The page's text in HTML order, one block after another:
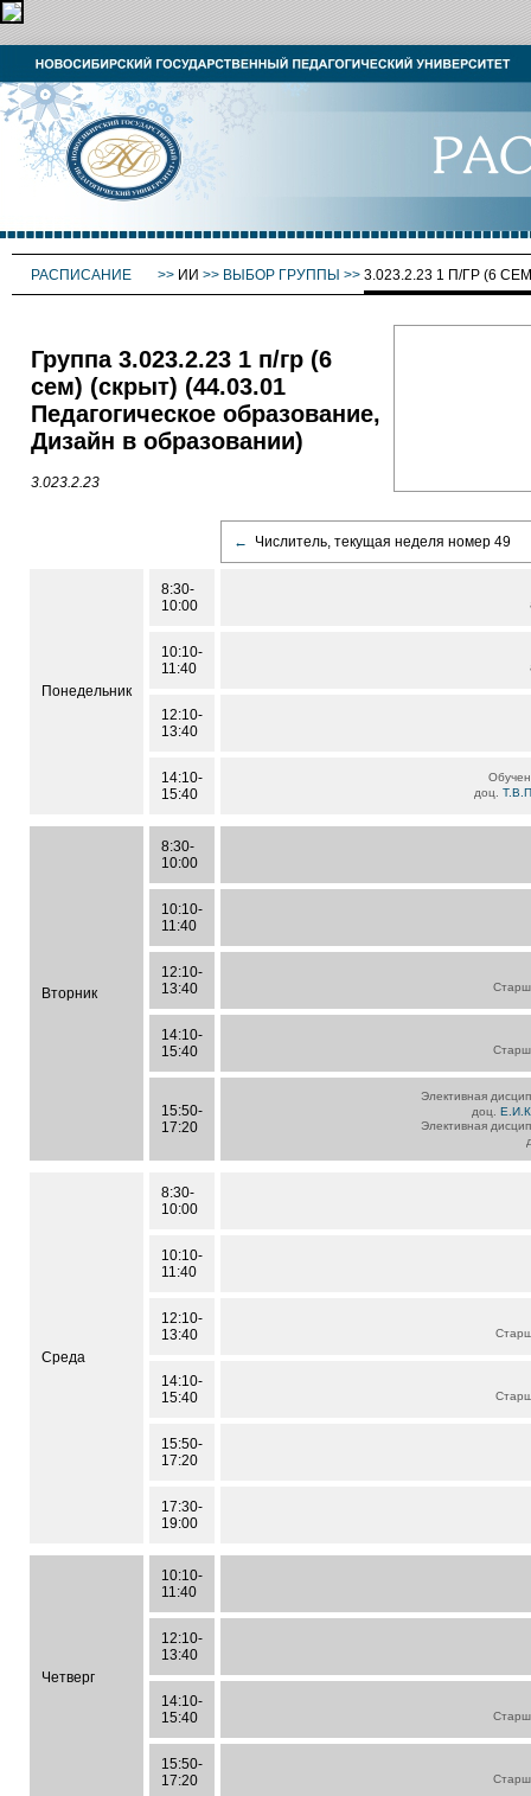
РАСПИСАНИЕ >> ИИ >> ВЫБОР ГРУППЫ >> 3.023.2.23 1 П/ГР (6
Группа 3.023.2.23 1 п/гр (6
сем) (скрыт) (44.03.01
Педагогическое образование,
Дизайн в образовании)
3.023.2.23
← Числитель, текущая неделя номер 49
Понедельник
8:30-
10:00
10:10-
11:40
12:10-
13:40
14:10-
15:40
доц.
Вторник
8:30-
10:00
10:10-
11:40
12:10-
13:40
14:10-
15:40
15:50-
17:20
Элективная
доц.
Элективная
Среда
8:30-
10:00
10:10-
11:40
12:10-
13:40
14:10-
15:40
15:50-
17:20
17:30-
19:00
Четверг
10:10-
11:40
12:10-
13:40
14:10-
15:40
15:50-
17:20